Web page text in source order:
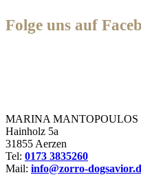
Folge uns auf
MARINA MANTOPOULOS
Hainholz 5a
31855 Aerzen
Tel: 0173 3835260
Mail: info@zorro-